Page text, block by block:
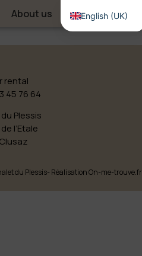
About us Contact
rental
45 76 64
Plessis
l’Etale
du Plessis- Réalisation On-me-trouve.fr
English (UK)